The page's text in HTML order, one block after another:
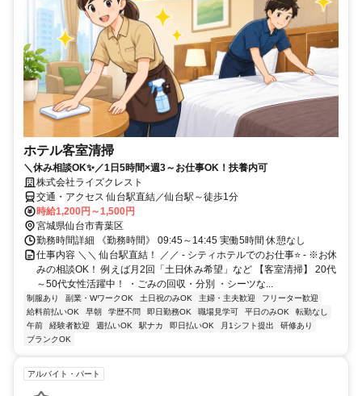
ホテル客室清掃
＼休み相談OK✨／1日5時間×週3～お仕事OK！扶養内可
株式会社ライズクレスト
交通・アクセス 仙台駅直結／仙台駅～徒歩1分
時給1,200円～1,500円
宮城県仙台市青葉区
勤務時間詳細 《勤務時間》 09:45～14:45 実働5時間 休憩なし
仕事内容 ＼＼ 仙台駅直結！ ／／ - シティホテルでのお仕事⭐ - ※お休
みの相談OK！ 例えば月2回「土日休み希望」など 【客室清掃】 20代
～50代女性活躍中！ ・ごみの回収・分別 ・シーツな...
制服あり 副業・WワークOK 土日祝のみOK 主婦・主夫歓迎
フリーター歓迎
給料前払いOK
早朝 学歴不問 即日勤務OK 職場見学可 平日のみOK
転勤なし
午前
経験者歓迎 週払いOK 駅ナカ 即日払いOK 月1シフト提出
研修あり
ブランクOK
アルバイト・パート